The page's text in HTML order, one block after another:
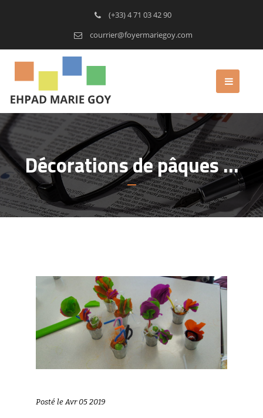
(+33) 4 71 03 42 90
courrier@foyermariegoy.com
Décorations de pâques …
Posté le Avr 05 2019